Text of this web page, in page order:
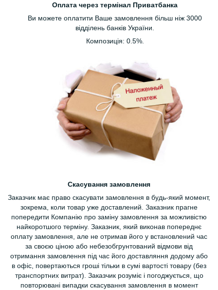
Оплата через термінал Приватбанка
Ви можете оплатити Ваше замовлення більш ніж 3000
відділень банків України.
Композиція: 0.5%.
Скасування замовлення
Заказчик має право скасувати замовлення в будь-який момент,
зокрема, коли товар уже доставлений. Заказник прагне
попередити Компанію про заміну замовлення за можливістю
найкоротшого терміну. Заказник, який виконав попереднє
оплату замовлення, але не отримав його у встановлений час
за своєю ціною або небезобгрунтований відмови від
отримання замовлення під час його доставляння додому або
в офіс, повертаються гроші тільки в сумі вартості товару (без
транспортних витрат). Заказчик розуміє і погоджується, що
повторювані випадки скасування замовлення в момент